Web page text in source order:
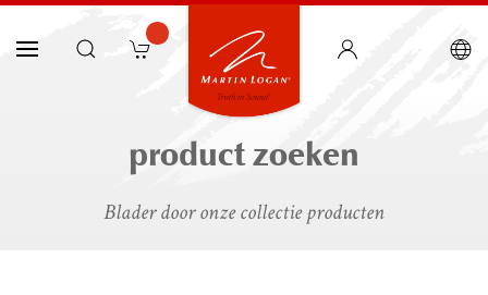
product zoeken
Blader door onze collectie producten